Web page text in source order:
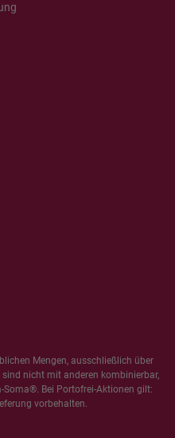
Mengen, ausschließlich über
nicht mit anderen kombinierbar,
Soma®. Bei Portofrei-Aktionen gilt:
vorbehalten.